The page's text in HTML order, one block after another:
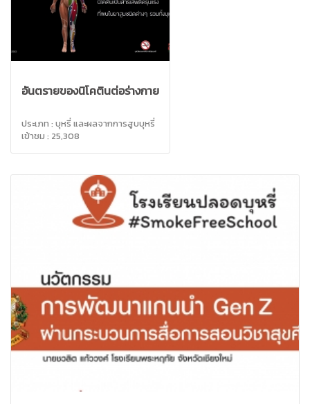
อันตรายของนิโคตินต่อร่างกาย
ประเภท : บุหรี่ และผลจากการสูบบุหรี่
เข้าชม : 25,308